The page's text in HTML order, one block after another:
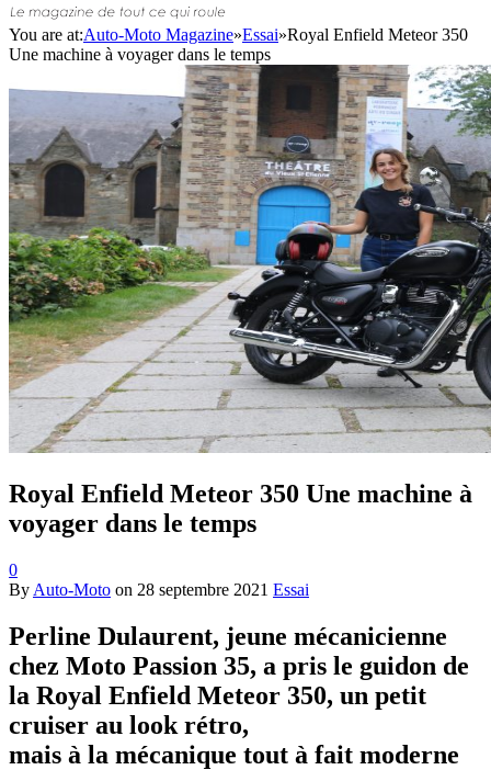
You are at:Auto-Moto Magazine»Essai»Royal Enfield Meteor 350
Une machine à voyager dans le temps
Royal Enfield Meteor 350 Une machine à
voyager dans le temps
0
By Auto-Moto on 28 septembre 2021 Essai
Perline Dulaurent, jeune mécanicienne
chez Moto Passion 35, a pris le guidon de
la Royal Enfield Meteor 350, un petit
cruiser au look rétro,
mais à la mécanique tout à fait moderne